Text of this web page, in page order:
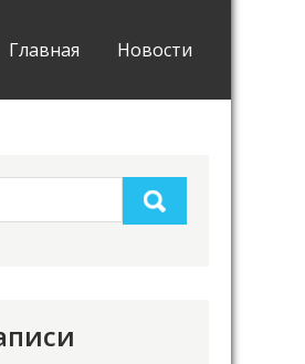
Главная Новости